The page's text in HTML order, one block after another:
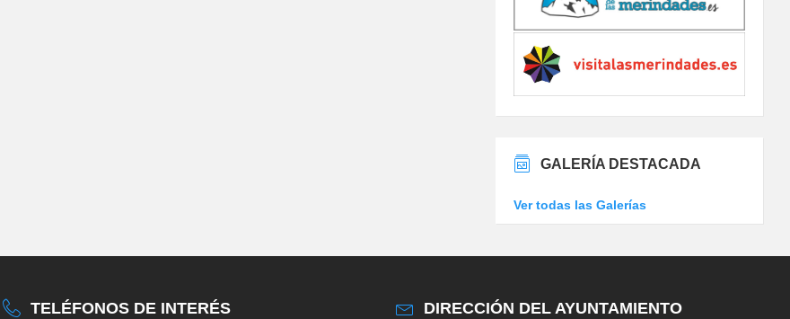
GALERÍA DESTACADA
Ver todas las Galerías
TELÉFONOS DE INTERÉS DIRECCIÓN DEL AYUNTAMIENTO